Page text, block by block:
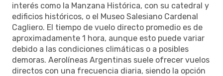
interés como la Manzana Histórica, con su catedral y
edificios históricos, o el Museo Salesiano Cardenal
Cagliero. El tiempo de vuelo directo promedio es de
aproximadamente 1 hora, aunque esto puede variar
debido a las condiciones climáticas o a posibles
demoras. Aerolíneas Argentinas suele ofrecer vuelos
directos con una frecuencia diaria, siendo la opción